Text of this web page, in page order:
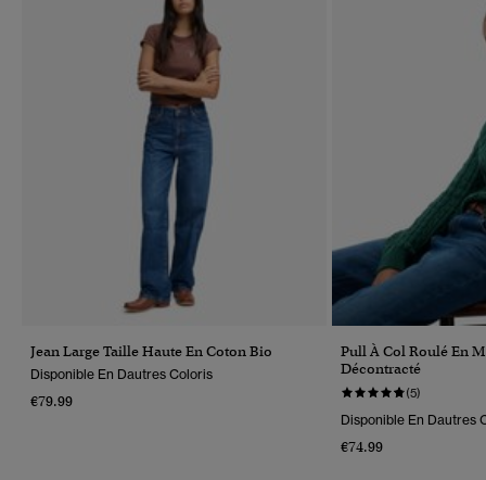
Jean Large Taille Haute En Coton Bio
Disponible En Dautres Coloris
€79.99
Pull À Col Roulé En
Décontracté
(5)
Disponible En Dautres
€74.99